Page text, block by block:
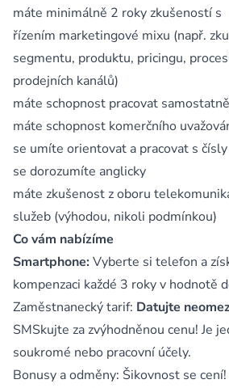
máte minimálně 2 roky zkušeností s
řízením marketingové mixu (např.
segmentu, produktu, pricingu,
prodejních kanálů)
máte schopnost pracovat
máte schopnost komerčního
se umíte orientovat a pracovat s čísly
se dorozumíte anglicky
máte zkušenost z oboru
služeb (výhodou, nikoli podmínkou)
Co vám nabízíme
Smartphone: Vyberte si telefon a
kompenzaci každé 3 roky v hodnotě
Zaměstnanecký tarif: Datujte
SMSkujte za zvýhodněnou cenu! Je
soukromé nebo pracovní účely.
Bonusy a odměny: Šikovnost se